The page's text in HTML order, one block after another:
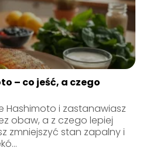
– co jeść, a czego
Hashimoto i zastanawiasz
obaw, a z czego lepiej
zmniejszyć stan zapalny i